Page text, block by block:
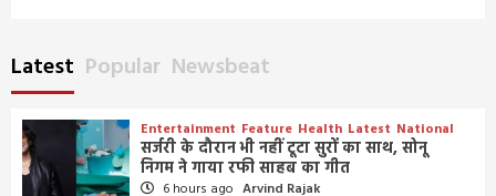
Latest Popular Newsbeat
Entertainment Feature Health Latest National
सर्जरी के दौरान भी नहीं टूटा सुरों का साथ, सोनू
निगम ने गाया रफी साहब का गीत
6 hours ago Arvind Rajak